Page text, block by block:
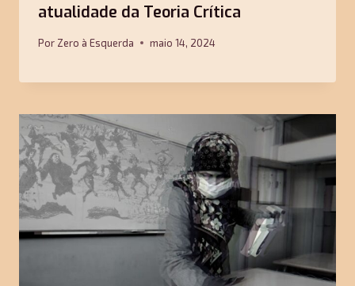
atualidade da Teoria Crítica
Por Zero à Esquerda maio 14, 2024